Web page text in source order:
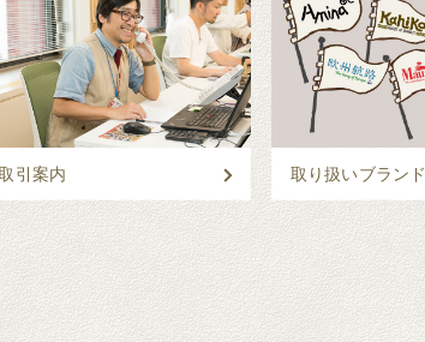
引案内 取り扱いブランド